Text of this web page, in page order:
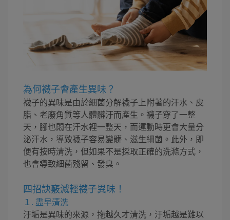
為何襪子會產生異味？
襪子的異味是由於細菌分解襪子上附著的汗水、皮
脂、老廢角質等人體髒汙而產生。襪子穿了一整
天，腳也悶在汗水裡一整天，而運動時更會大量分
泌汗水，導致襪子容易變髒、滋生細菌。此外，即
便有按時清洗，但如果不是採取正確的洗滌方式，
也會導致細菌殘留、發臭。
四招訣竅減輕襪子異味！
１. 盡早清洗
汙垢是異味的來源，拖越久才清洗，汙垢越是難以